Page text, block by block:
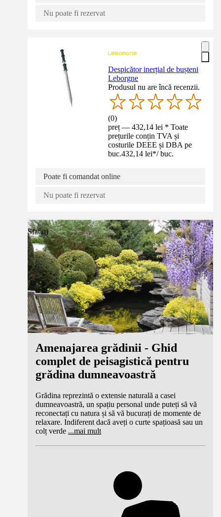
Nu poate fi rezervat
Despicător inerțial de bușteni
Leborgne
Produsul nu are încă recenzii.
(0)
preț — 432,14 lei * Toate
prețurile conțin TVA și
costurile DEEE și DBA pe
buc.432,14 lei*/ buc.
Poate fi comandat online
Nu poate fi rezervat
Sfaturi
Amenajarea grădinii - Ghid
complet de peisagistică pentru
grădina dumneavoastră
Grădina reprezintă o extensie naturală a casei
dumneavoastră, un spațiu personal unde puteți să vă
reconectați cu natura și să vă bucurați de momente de
relaxare. Indiferent dacă aveți o curte spațioasă sau un
colț verde ...mai mult